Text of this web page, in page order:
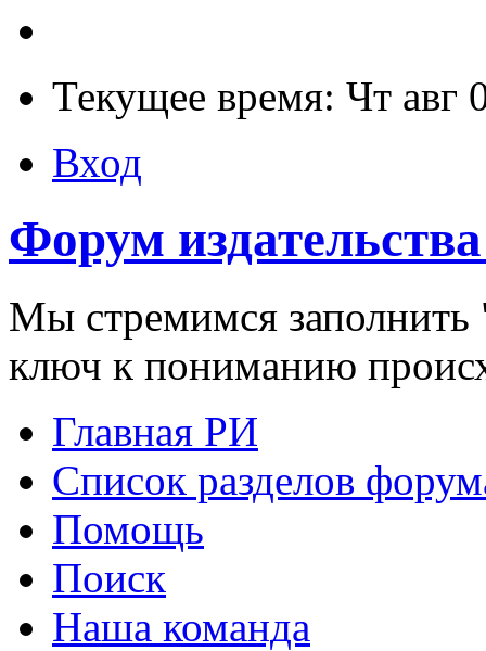
Текущее время: Чт авг
Вход
Форум
Мы стремимся заполнить
ключ к пониманию
Главная РИ
Список разделов
Помощь
Поиск
Наша команда